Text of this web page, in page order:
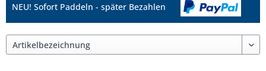
NEU! Sofort Paddeln - später Bezahlen